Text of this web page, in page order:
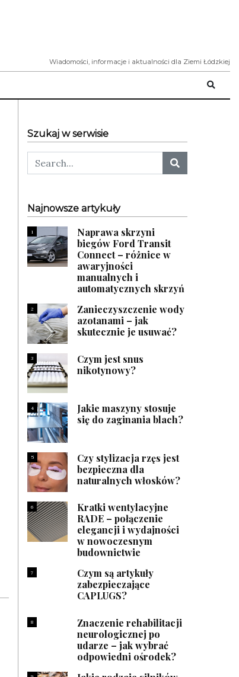
Wiadomości, informacje i aktualności dla Ziemi Łódzkiej
Szukaj w serwisie
Najnowsze artykuły
1
Naprawa skrzyni
biegów Ford Transit
Connect – różnice w
awaryjności
manualnych i
automatycznych skrzyń
2
Zanieczyszczenie wody
azotanami – jak
skutecznie je usuwać?
3
Czym jest snus
nikotynowy?
4
Jakie maszyny stosuje
się do zaginania blach?
5
Czy stylizacja rzęs jest
bezpieczna dla
naturalnych włosków?
6
Kratki wentylacyjne
RADE – połączenie
elegancji i wydajności
w nowoczesnym
budownictwie
7
Czym są artykuły
zabezpieczające
CAPLUGS?
8
Znaczenie rehabilitacji
neurologicznej po
udarze – jak wybrać
odpowiedni ośrodek?